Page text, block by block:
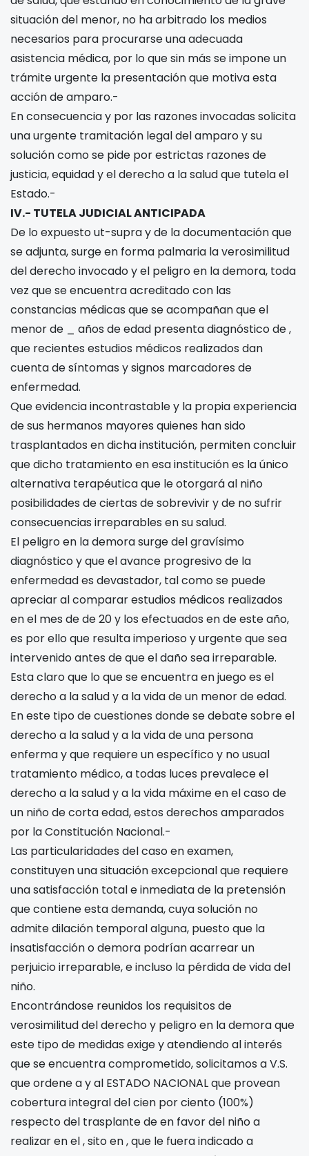
situación del menor, no ha arbitrado los medios
necesarios para procurarse una adecuada
asistencia médica, por lo que sin más se impone un
trámite urgente la presentación que motiva esta
acción de amparo.-
En consecuencia y por las razones invocadas solicita
una urgente tramitación legal del amparo y su
solución como se pide por estrictas razones de
justicia, equidad y el derecho a la salud que tutela el
Estado.-
IV.- TUTELA JUDICIAL ANTICIPADA
De lo expuesto ut-supra y de la documentación que
se adjunta, surge en forma palmaria la verosimilitud
del derecho invocado y el peligro en la demora, toda
vez que se encuentra acreditado con las
constancias médicas que se acompañan que el
menor de _ años de edad presenta diagnóstico de,
que recientes estudios médicos realizados dan
cuenta de síntomas y signos marcadores de
enfermedad.
Que evidencia incontrastable y la propia experiencia
de sus hermanos mayores quienes han sido
trasplantados en dicha institución, permiten concluir
que dicho tratamiento en esa institución es la único
alternativa terapéutica que le otorgará al niño
posibilidades de ciertas de sobrevivir y de no sufrir
consecuencias irreparables en su salud.
El peligro en la demora surge del gravísimo
diagnóstico y que el avance progresivo de la
enfermedad es devastador, tal como se puede
apreciar al comparar estudios médicos realizados
en el mes dede 20y los efectuados ende este año,
es por ello que resulta imperioso y urgente quesea
intervenido antes de que el daño sea irreparable.
Esta claro que lo que se encuentra en juego es el
derecho a la salud y a la vida de un menor de edad.
En este tipo de cuestiones donde se debate sobre el
derecho a la salud y a la vida de una persona
enferma y que requiere un específico y no usual
tratamiento médico, a todas luces prevalece el
derecho a la salud y a la vida máxime en el caso de
un niño de corta edad, estos derechos amparados
por la Constitución Nacional.-
Las particularidades del caso en examen,
constituyen una situación excepcional que requiere
una satisfacción total e inmediata de la pretensión
que contiene esta demanda, cuya solución no
admite dilación temporal alguna, puesto que la
insatisfacción o demora podrían acarrear un
perjuicio irreparable, e incluso la pérdida de vida del
niño.
Encontrándose reunidos los requisitos de
verosimilitud del derecho y peligro en la demora que
este tipo de medidas exige y atendiendo al interés
que se encuentra comprometido, solicitamos a V.S.
que ordene ay al ESTADO NACIONAL que provean
cobertura integral del cien por ciento (100%)
respecto del trasplante deen favor del niñoa
realizar en el, sito en, que le fuera indicado a